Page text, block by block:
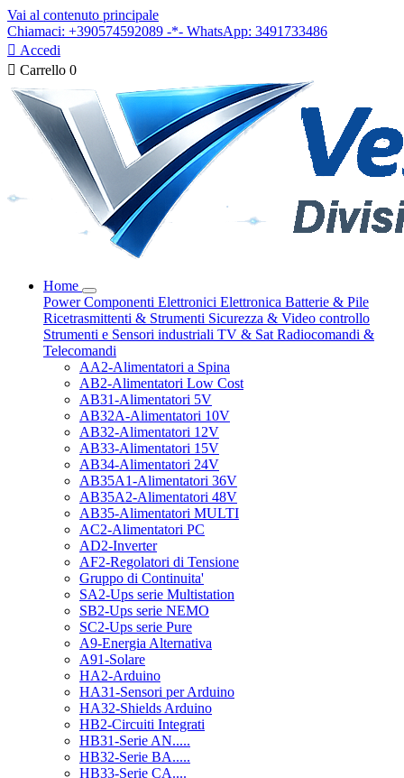
Vai al contenuto principale
Chiamaci: +390574592089 -*- WhatsApp: 3491733486
 Accedi
 Carrello 0
Home
PowerComponenti Elettronici Elettronica Batterie & Pile
Ricetrasmittenti & Strumenti Sicurezza & Video controllo
Strumenti e Sensori industriali TV & Sat Radiocomandi &
Telecomandi
AA2-Alimentatori a Spina
AB2-Alimentatori Low Cost
AB31-Alimentatori 5V
AB32A-Alimentatori 10V
AB32-Alimentatori 12V
AB33-Alimentatori 15V
AB34-Alimentatori 24V
AB35A1-Alimentatori 36V
AB35A2-Alimentatori 48V
AB35-Alimentatori MULTI
AC2-Alimentatori PC
AD2-Inverter
AF2-Regolatori di Tensione
Gruppo di Continuita'
SA2-Ups serie Multistation
SB2-Ups serie NEMO
SC2-Ups serie Pure
A9-Energia Alternativa
A91-Solare
HA2-Arduino
HA31-Sensori per Arduino
HA32-Shields Arduino
HB2-Circuiti Integrati
HB31-Serie AN.....
HB32-Serie BA.....
HB33-Serie CA....